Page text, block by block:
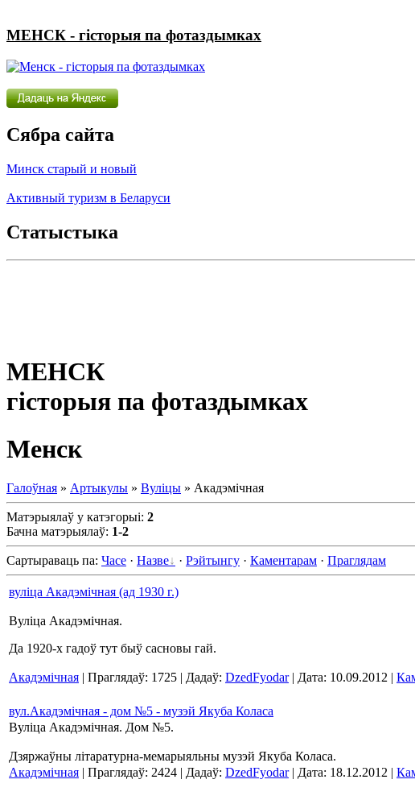
МЕНСК - гісторыя па фотаздымках
Сябра сайта
Минск старый и новый
Активный туризм в Беларуси
Статыстыка
МЕНСК
гісторыя па фотаздымках
Менск
Галоўная » Артыкулы » Вуліцы » Акадэмічная
Матэрыялаў у катэгорыі: 2
Бачна матэрыялаў: 1-2
Сартыраваць па: Часе · Назве · Рэйтынгу · Каментарам · Праглядам
вуліца Акадэмічная (ад 1930 г.)
Вуліца Акадэмічная.
Да 1920-х гадоў тут быў сасновы гай.
Акадэмічная | Праглядаў: 1725 | Дадаў: DzedFyodar| Дата: 10.09.2012 |
вул.Акадэмічная - дом №5 - музэй Якуба Коласа
Вуліца Акадэмічная. Дом №5.
Дзяржаўны літаратурна-мемарыяльны музэй Якуба Коласа.
Акадэмічная | Праглядаў: 2424 | Дадаў: DzedFyodar| Дата: 18.12.2012 |